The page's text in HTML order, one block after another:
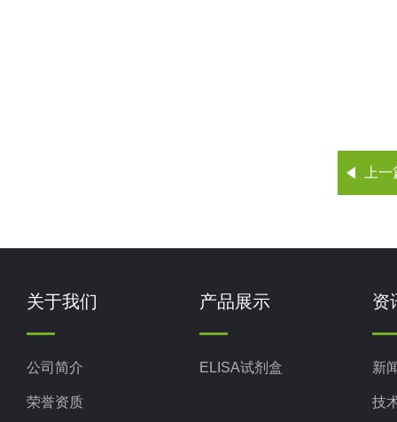
上
关于我们
公司简介
荣誉资质
产品展示
ELISA试剂盒
资
新
技